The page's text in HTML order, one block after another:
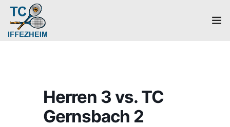
Herren 3 vs. TC
Gernsbach 2